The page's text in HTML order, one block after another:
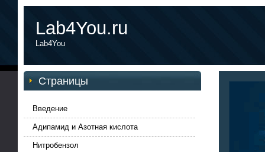
Lab4You.ru
Lab4You
Страницы
Введение
Адипамид и Азотная кислота
Нитробензол